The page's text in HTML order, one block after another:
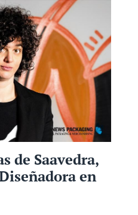
de Saavedra,
en